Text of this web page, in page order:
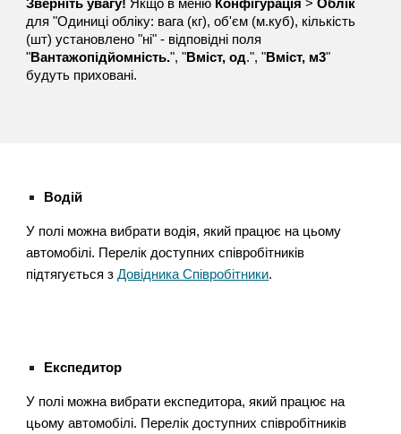
Зверніть увагу! Якщо в меню Конфігурація >Облік
для "Одиниці обліку: вага (кг), об'єм (м.куб), кількість
(шт) установлено "ні" - відповідні поля
"Вантажопідйомність.", "Вміст, од.", "Вміст, м3"
будуть приховані.
Водій
У полі можна вибрати водія, який працює на цьому
автомобілі. Перелік доступних співробітників
підтягується з Довідника Співробітники.
Експедитор
У полі можна вибрати експедитора, який працює на
цьому автомобілі. Перелік доступних співробітників